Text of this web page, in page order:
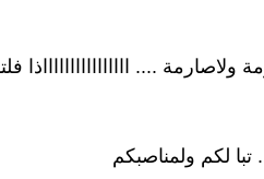
لكم ولمناصبكم